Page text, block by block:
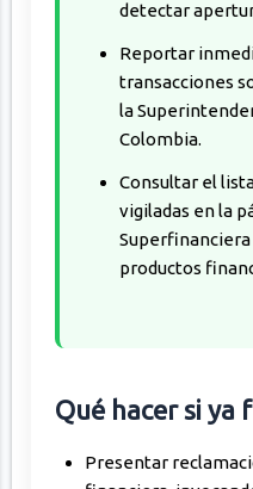
detectar
Reportar
transacciones
la
Colombia.
Consultar el
vigiladas en la
productos
Qué hacer si ya
Presentar